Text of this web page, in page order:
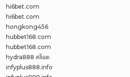
hi6bet.com
hi6bet.com
hongkong456
hubbet168.com
hubbet168.com
hydra888 สล็อต
infyplus888.info